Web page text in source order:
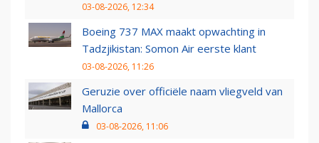
03-08-2026, 12:34
Boeing 737 MAX maakt opwachting in
Tadzjikistan: Somon Air eerste klant
03-08-2026, 11:26
Geruzie over officiële naam vliegveld van
Mallorca
03-08-2026, 11:06